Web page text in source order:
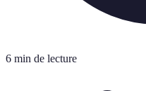
6 min de lecture